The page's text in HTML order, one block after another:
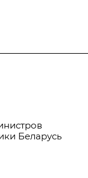
Беларусь